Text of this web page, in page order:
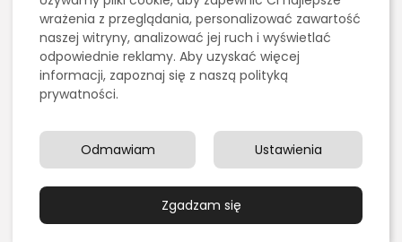
zamknąć modala albo przejść dalej bez myszy, jest
to problem krytyczny. Wysoki priorytet mają też
błędy w kluczowych informacjach, takich jak cena,
termin, status, ostrzeżenie lub komunikat o błędzie.
Niższy priorytet mogą mieć problemy, które nie
przykład nieoptymalne opisy, drobne niespójności
lub mniej istotne elementy dekoracyjne. Nie oznacza
to, że można je ignorować. Oznacza to, że zespół
powinien najpierw usuwać bariery największe.
Heurystyka dostępności a
wrażenia z przeglądania, personalizować zawartość
naszej witryny, analizować jej ruch i wyświetlać
odpowiednie reklamy. Aby uzyskać więcej
informacji, zapoznaj się z naszą polityką
prywatności.
Zgadzam się
Ustawienia
Odmawiam